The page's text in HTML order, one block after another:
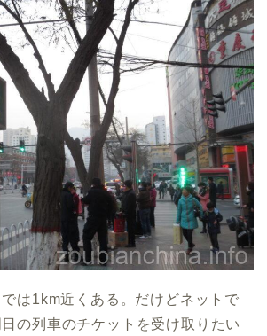
は1km近くある。だけどネットで
の列車のチケットを受け取りたい